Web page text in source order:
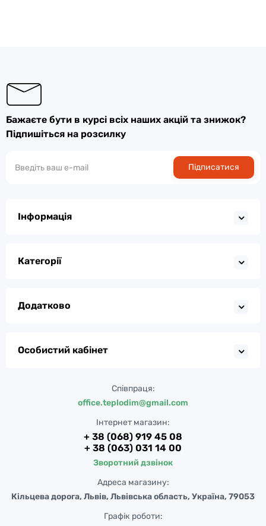
Бажаєте бути в курсі всіх наших акцій та знижок?
Підпишіться на розсилку
Підписатися
Інформація
Категорії
Додатково
Особистий кабінет
Співпраця:
office.teplodim@gmail.com
Інтернет магазин:
+ 38 (068) 919 45 08
+ 38 (063) 031 14 00
Зворотний дзвінок
Адреса магазину:
Кільцева дорога, Львів, Львівська область, Україна, 79053
Графік роботи: